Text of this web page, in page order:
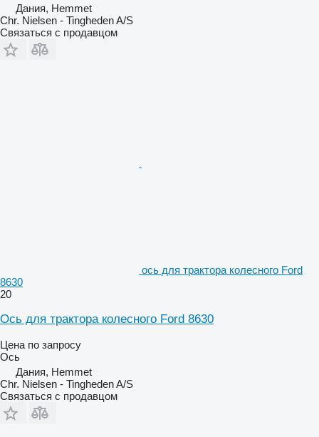
Дания, Hemmet
Chr. Nielsen - Tingheden A/S
Связаться с продавцом
ось для трактора колесного Ford
8630
20
Ось для трактора колесного Ford 8630
Цена по запросу
Ось
Дания, Hemmet
Chr. Nielsen - Tingheden A/S
Связаться с продавцом